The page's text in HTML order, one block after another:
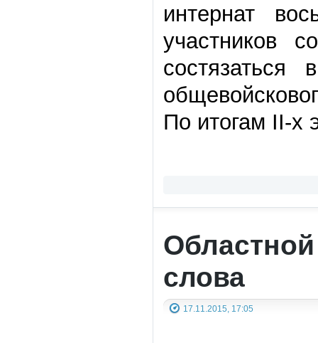
интернат
участников
По итогам II-х
слова
17.11.2015, 17:05